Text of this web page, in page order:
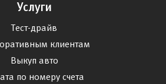
Услуги
Тест-драйв
клиентам
Выкуп авто
по номеру счета